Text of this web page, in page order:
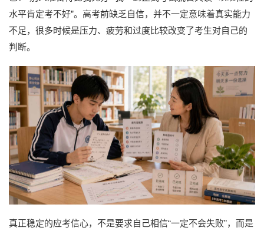
水平肯定考不好”。高考前缺乏自信，并不一定意味着真实能力
不足，很多时候是压力、疲劳和过度比较改变了考生对自己的
判断。
真正稳定的应考信心，不是要求自己相信“一定不会失败”，而是